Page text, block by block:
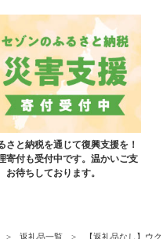
さと納税を通じて復興支援を！
寄付も受付中です。温かいご支
お待ちしております。
返礼品一覧 【返礼品なし】ウ